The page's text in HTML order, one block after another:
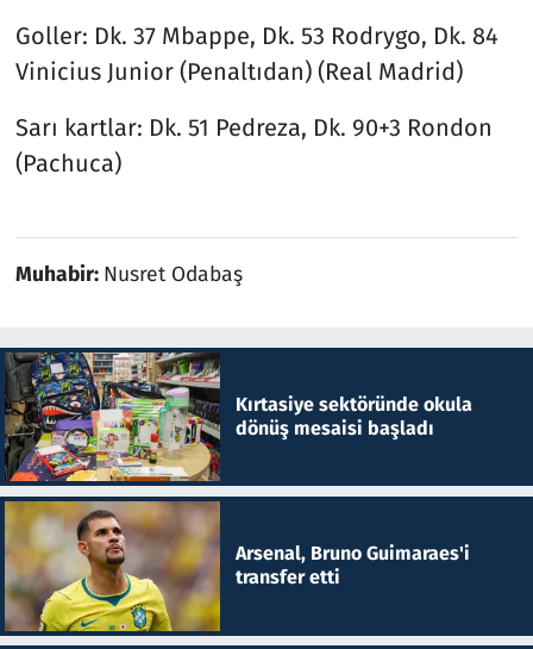
Goller: Dk. 37 Mbappe, Dk. 53 Rodrygo, Dk. 84
Vinicius Junior (Penaltıdan) (Real Madrid)
Sarı kartlar: Dk. 51 Pedreza, Dk. 90+3 Rondon
(Pachuca)
Muhabir: Nusret Odabaş
Kırtasiye sektöründe okula
dönüş mesaisi başladı
Arsenal, Bruno Guimaraes'i
transfer etti